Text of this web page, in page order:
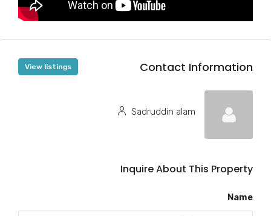
Contact Information
View listings
Sadruddin alam
Inquire About This Property
Name